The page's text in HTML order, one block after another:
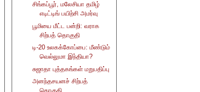
சிங்கப்பூர், மலேசியா தமிழ்
எடிட்டிங் பயிற்சி அமர்வு
பூமியை மீட்ட பன்றி: வராக
சிற்பத் தொகுதி
டி-20 உலகக்கோப்பை: மீண்டும்
வெல்லுமா இந்தியா?
சுஜாதா புத்தகங்கள் மறுபதிப்பு
அனந்தசயனச் சிற்பத்
தொகுதி